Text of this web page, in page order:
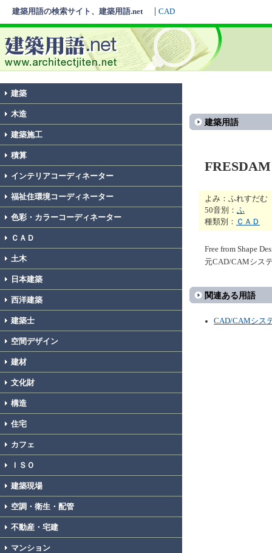
建築用語の検索サイト、建築用語.net CAD
建築
木造
建築施工
積算
インテリアコーディネーター
福祉住環境コーディネーター
色彩・カラーコーディネーター
ＣＡＤ
土木
日本建築
西洋建築
建築士
空間デザイン
建材
文化財
構造
住宅
カフェ
ＩＳＯ
建築現場
空調・衛生・配管
不動産・宅建
マンション
建築用語
FRESDAM
よみ：ふれすだむ
50音別： ふ
種類別： ＣＡＤ
Free from Shape
元CAD/CAMシス
関連ある用語
CAD/CAMシス